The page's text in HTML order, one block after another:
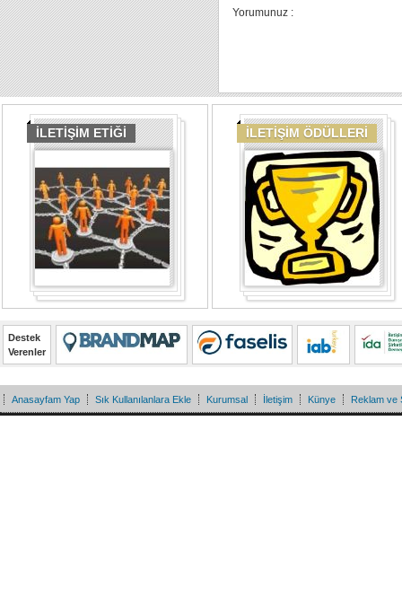
Yorumunuz :
İLETİŞİM ETİĞİ İLETİŞİM ÖDÜLLERİ
Destek
Verenler
Anasayfam Yap Sık Kullanılanlara Ekle Kurumsal İletişim Künye Reklam ve